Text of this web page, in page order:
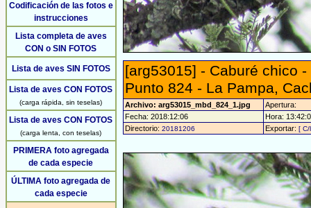
Codificación de las fotos e
instrucciones
Lista completa de aves
CON o SIN FOTOS
Lista de aves SIN FOTOS
Lista de aves CON FOTOS
(carga rápida, sin teselas)
Lista de aves CON FOTOS
(carga lenta, con teselas)
PRIMERA foto agregada
de cada especie
ÚLTIMA foto agregada de
cada especie
[arg53015] - Caburé chico
Punto 824 - La Pampa,
Archivo: arg53015_mbd_824_1.jpg
Apertura:
Fecha: 2018:12:06
Hora:
Directorio: 20181206 Exportar: [ C/